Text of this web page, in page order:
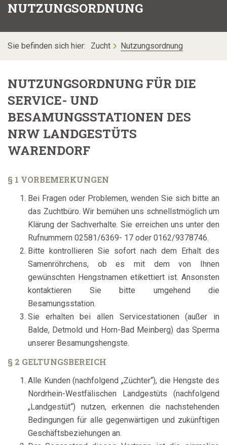
NUTZUNGSORDNUNG
Sie befinden sich hier: Zucht Nutzungsordnung
NUTZUNGSORDNUNG FÜR DIE
SERVICE- UND
BESAMUNGSSTATIONEN DES
NRW LANDGESTÜTS
WARENDORF
§ 1 VORBEMERKUNGEN
Bei Fragen oder Problemen, wenden Sie sich bitte an
das Zuchtbüro. Wir bemühen uns schnellstmöglich um
Klärung der Sachverhalte. Sie erreichen uns unter den
Rufnummern 02581/6369- 17 oder 0162/9378746.
Bitte kontrollieren Sie sofort nach dem Erhalt des
Samenröhrchens, ob es mit dem von Ihnen
gewünschten Hengstnamen etikettiert ist. Ansonsten
kontaktieren Sie bitte umgehend die
Besamungsstation.
Sie erhalten bei allen Servicestationen (außer in
Balde, Detmold und Horn-Bad Meinberg) das Sperma
unserer Besamungshengste.
§ 2 GELTUNGSBEREICH
Alle Kunden (nachfolgend „Züchter“), die Hengste des
Nordrhein-Westfälischen Landgestüts (nachfolgend
„Landgestüt“) nutzen, erkennen die nachstehenden
Bedingungen für alle gegenwärtigen und zukünftigen
Geschäftsbeziehungen an.